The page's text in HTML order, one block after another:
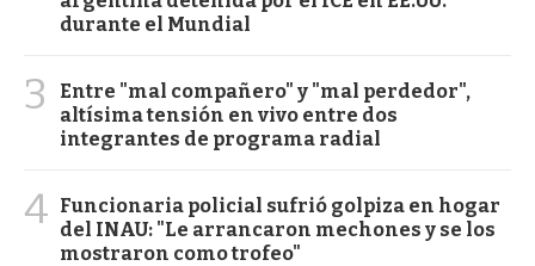
durante el Mundial
3
Entre "mal compañero" y "mal perdedor",
altísima tensión en vivo entre dos
integrantes de programa radial
4 Funcionaria policial sufrió golpiza en hogar
del INAU: "Le arrancaron mechones y se los
mostraron como trofeo"